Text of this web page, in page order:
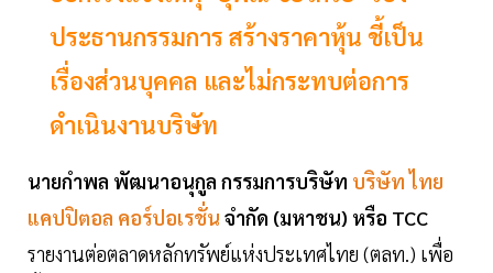
ประธานกรรมการ สร้างราคาหุ้น ชี้เป็น
เรื่องส่วนบุคคล และไม่กระทบต่อการ
ดำเนินงานบริษัท
นายกำพล พัฒนาอนุกูล กรรมการบริษัท บริษัทไทย
แคปปิตอล คอร์ปอเรชั่น จำกัด (มหาชน) หรือ TCC
รายงานต่อตลาดหลักทรัพย์แห่งประเทศไทย (ตลท.) เพื่อ